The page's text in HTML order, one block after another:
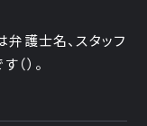
弁護士名、スタッフ
す（）。